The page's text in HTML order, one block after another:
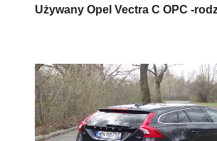
Używany Opel Vectra C OPC -